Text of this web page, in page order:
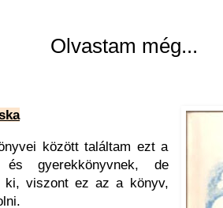
Olvastam még...
között találtam ezt a
és gyerekkönyvnek, de
ki, viszont ez az a könyv,